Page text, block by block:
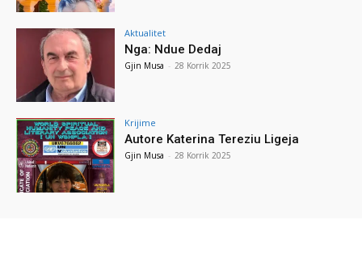
Aktualitet
Nga: Ndue Dedaj
Gjin Musa - 28 Korrik 2025
Krijime
Autore Katerina Tereziu Ligeja
Gjin Musa - 28 Korrik 2025